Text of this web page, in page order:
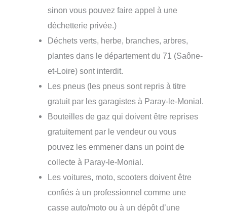
sinon vous pouvez faire appel à une
déchetterie privée.)
Déchets verts, herbe, branches, arbres,
plantes dans le département du 71 (Saône-
et-Loire) sont interdit.
Les pneus (les pneus sont repris à titre
gratuit par les garagistes à Paray-le-Monial.
Bouteilles de gaz qui doivent être reprises
gratuitement par le vendeur ou vous
pouvez les emmener dans un point de
collecte à Paray-le-Monial.
Les voitures, moto, scooters doivent être
confiés à un professionnel comme une
casse auto/moto ou à un dépôt d’une